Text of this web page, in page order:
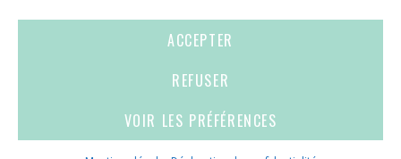
ACCEPTER
REFUSER
VOIR LES PRÉFÉRENCES
violences-sexuelles-culture@audiens.org
Espace
Mentions